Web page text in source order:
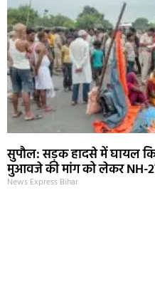
सुपौल: सड़क हादसे में घायल
मुआवजे की मांग को लेकर NH-
News Express Bihar